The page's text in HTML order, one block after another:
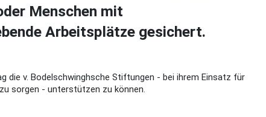
Menschen mit
Arbeitsplätze gesichert.
die v. Bodelschwinghsche Stiftungen - bei ihrem Einsatz für
sorgen - unterstützen zu können.